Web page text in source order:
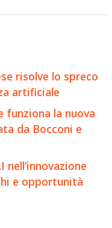
risolve lo spreco
artificiale
funziona la nuova
da Bocconi e
nell’innovazione
e opportunità